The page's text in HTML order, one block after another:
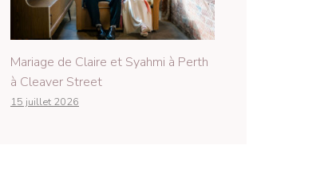
Mariage de Claire et Syahmi à Perth
à Cleaver Street
15 juillet 2026